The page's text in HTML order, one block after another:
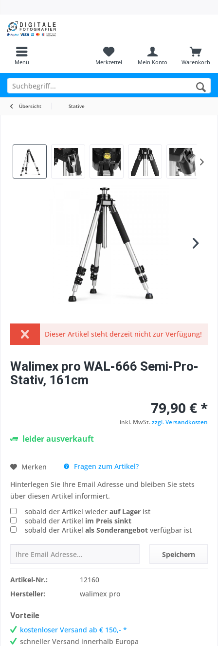
Menü Warenkorb
Merkzettel Mein Konto
Übersicht Stative
Dieser Artikel steht derzeit nicht zur Verfügung!
Walimex pro WAL-666 Semi-Pro-
Stativ, 161cm
79,90 € *
inkl. MwSt.zzgl. Versandkosten
leider ausverkauft
Merken
Fragen zum Artikel?
Hinterlegen Sie Ihre Email Adresse und bleiben Sie stets
über diesen Artikel informiert.
sobald der Artikel wieder auf Lager ist
sobald der Artikel im Preis sinkt
sobald der Artikel als Sonderangebot verfügbar ist
Speichern
Artikel-Nr.:
12160
Hersteller:
walimex pro
Vorteile
kostenloser Versand ab € 150,- *
schneller Versand innerhalb Europa